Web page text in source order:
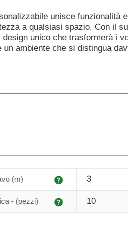
unisce funzionalità
a qualsiasi spazio. Con il
unico che trasformerà i
ambiente che si distingua
Spiegazione
(m) 3
Spiegazione
- (pezzi) 10